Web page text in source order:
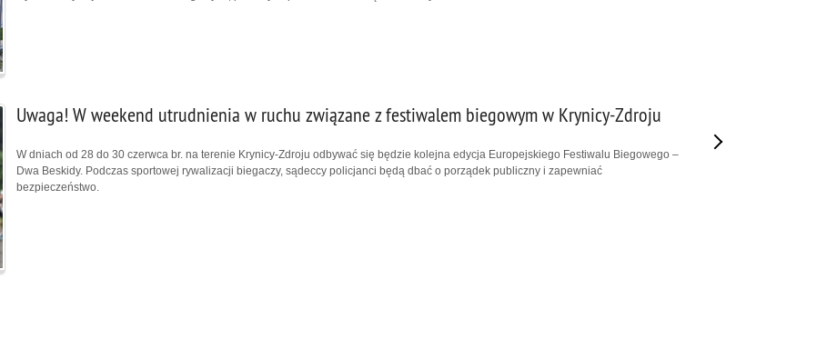
Uwaga! W weekend utrudnienia w ruchu związane z festiwalem biegowym w Krynicy-Zdroju
W dniach od 28 do 30 czerwca br. na terenie Krynicy-Zdroju odbywać się będzie kolejna edycja Europejskiego Festiwalu Biegowego –
Dwa Beskidy. Podczas sportowej rywalizacji biegaczy, sądeccy policjanci będą dbać o porządek publiczny i zapewniać
bezpieczeństwo.